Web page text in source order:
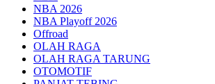
NBA 2026
NBA Playoff 2026
Offroad
OLAH RAGA
OLAH RAGA TARUNG
OTOMOTIF